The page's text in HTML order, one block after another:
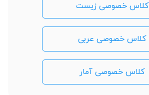
کلاس خصوصی زیست
کلاس خصوصی عربی
کلاس خصوصی آمار